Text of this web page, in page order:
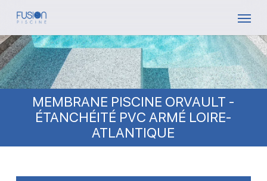
Skip
main
content
MEMBRANE PISCINE ORVAULT -
ÉTANCHÉITÉ PVC ARMÉ LOIRE-
ATLANTIQUE